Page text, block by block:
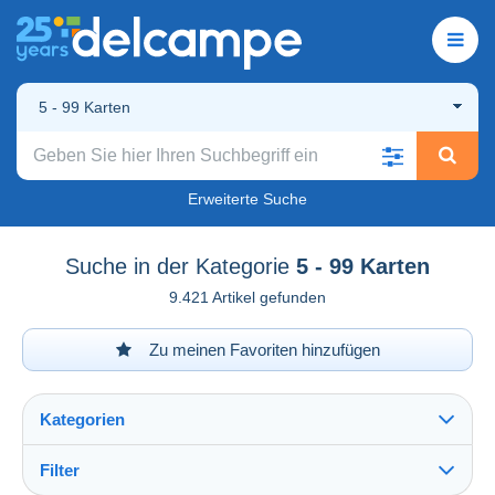
5 - 99 Karten
Erweiterte Suche
Suche in der Kategorie 5 - 99 Karten
9.421 Artikel gefunden
Zu meinen Favoriten hinzufügen
Kategorien
Filter